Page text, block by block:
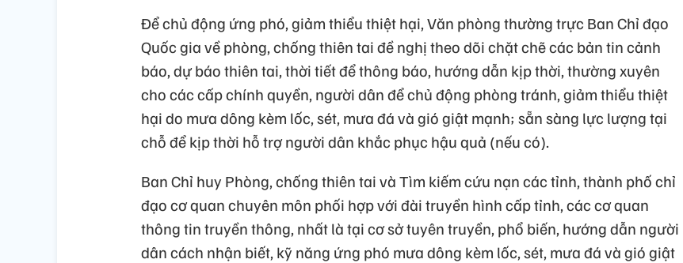
Để chủ động ứng phó, giảm thiểu thiệt hại, Văn phòng thường trực Ban Chỉ đạo
Quốc gia về phòng, chống thiên tai đề nghị theo dõi chặt chẽ các bản tin cảnh
báo, dự báo thiên tai, thời tiết để thông báo, hướng dẫn kịp thời, thường xuyên
cho các cấp chính quyền, người dân để chủ động phòng tránh, giảm thiểu thiệt
hại do mưa dông kèm lốc, sét, mưa đá và gió giật mạnh; sẵn sàng lực lượng tại
chỗ để kịp thời hỗ trợ người dân khắc phục hậu quả (nếu có).
Ban Chỉ huy Phòng, chống thiên tai và Tìm kiếm cứu nạn các tỉnh, thành phố chỉ
đạo cơ quan chuyên môn phối hợp với đài truyền hình cấp tỉnh, các cơ quan
thông tin truyền thông, nhất là tại cơ sở tuyên truyền, phổ biến, hướng dẫn người
dân cách nhận biết, kỹ năng ứng phó mưa dông kèm lốc, sét, mưa đá và gió giật